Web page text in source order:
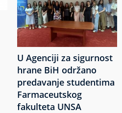
U Agenciji za sigurnost
hrane BiH održano
predavanje studentima
Farmaceutskog
fakulteta UNSA